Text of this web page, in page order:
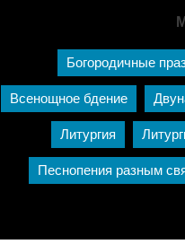
Богородичные
Всенощное бдение
Литургия
Песнопения разным